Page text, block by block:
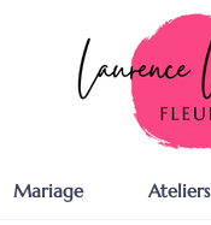
Mariage Ateliers